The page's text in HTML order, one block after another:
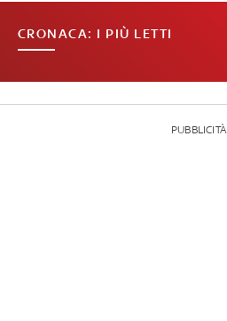
CRONACA: I PIÙ LETTI
PUBBLICITÀ